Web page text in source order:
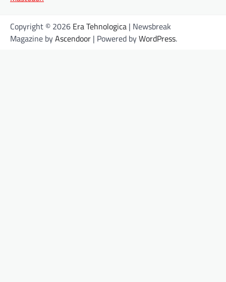
Copyright © 2026 Era Tehnologica | Newsbreak
Magazine byAscendoor | Powered byWordPress.